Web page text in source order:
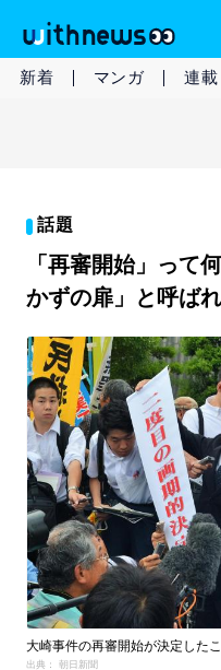
新着 マンガ 連載
話題
「再審開始」って
かずの扉」と呼ば
大崎事件の再審開始が決定した
出典： 朝日新聞